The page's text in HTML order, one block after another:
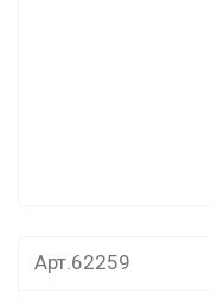
Арт.62259